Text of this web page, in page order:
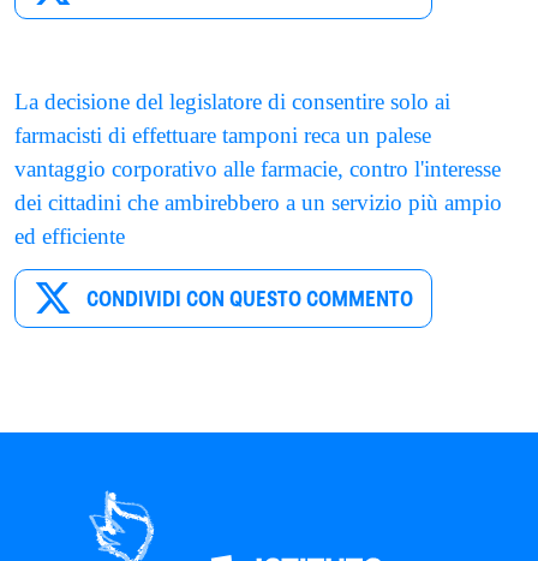
La decisione del legislatore di consentire solo ai
farmacisti di effettuare tamponi reca un palese
vantaggio corporativo alle farmacie, contro l'interesse
dei cittadini che ambirebbero a un servizio più ampio
ed efficiente
CONDIVIDI CON QUESTO COMMENTO